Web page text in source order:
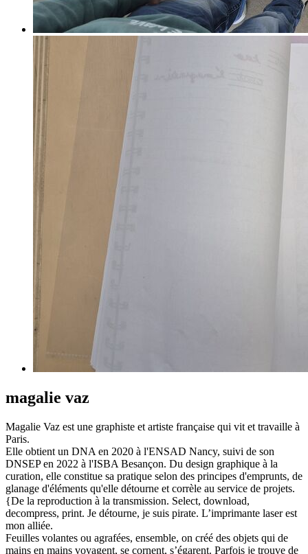
magalie vaz
Magalie Vaz est une graphiste et artiste française qui vit et travaille à
Paris.
Elle obtient un DNA en 2020 à l'ENSAD Nancy, suivi de son
DNSEP en 2022 à l'ISBA Besançon. Du design graphique à la
curation, elle constitue sa pratique selon des principes d'emprunts, de
glanage d'éléments qu'elle détourne et corrèle au service de projets.
{De la reproduction à la transmission. Select, download,
decompress, print. Je détourne, je suis pirate. L’imprimante laser est
mon alliée.
Feuilles volantes ou agrafées, ensemble, on créé des objets qui de
mains en mains voyagent, se cornent, s’égarent. Parfois je trouve de